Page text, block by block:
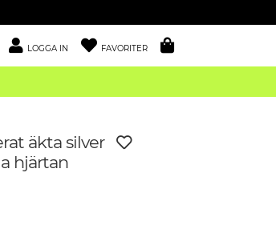
LOGGA IN FAVORITER
äkta silver
hjärtan